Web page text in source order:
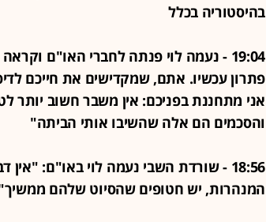
בהיסטוריה בכלל
19:04 - נעמה לוי פנתה לחברי האו"ם
פתרון עכשיו. אתם, שמקדישים את חייכם
אני מתחננת בפניכם: אין משבר חשוב יותר
והסכמים הם אלה שהשיבו אותי הביתה"
18:56 - שורדת השבי נעמה לוי באו"ם:
המנהרות, יש חטופים שהסיוט שלהם